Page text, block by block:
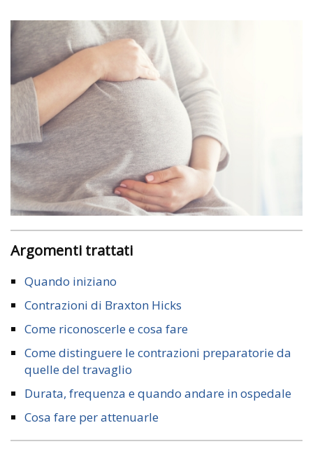
Argomenti trattati
Quando iniziano
Contrazioni di Braxton Hicks
Come riconoscerle e cosa fare
Come distinguere le contrazioni preparatorie da
quelle del travaglio
Durata, frequenza e quando andare in ospedale
Cosa fare per attenuarle